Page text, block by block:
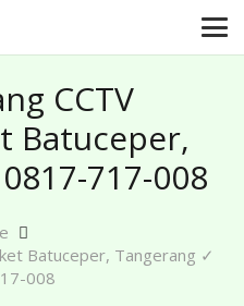
CCTV
Batuceper,
717-008
Batuceper, Tangerang ✓
008